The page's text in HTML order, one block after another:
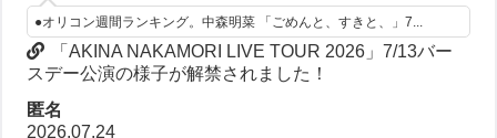
●オリコン週間ランキング。中森明菜 「ごめんと、すきと、」7...
「AKINA NAKAMORI LIVE TOUR 2026」7/13バー
スデー公演の様子が解禁されました！
匿名
2026.07.24